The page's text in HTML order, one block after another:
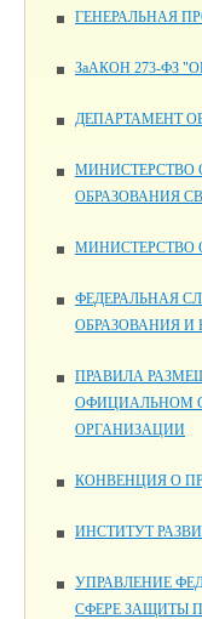
ГЕНЕРАЛЬНАЯ
ЗаАКОН 273-ФЗ
ДЕПАРТАМЕНТ
МИНИСТЕРСТВО
ОБРАЗОВАНИЯ
МИНИСТЕРСТВО
ФЕДЕРАЛЬНАЯ
ОБРАЗОВАНИЯ И
ПРАВИЛА
ОФИЦИАЛЬНОМ
ОРГАНИЗАЦИИ
КОНВЕНЦИЯ О
ИНСТИТУТ
УПРАВЛЕНИЕ
СФЕРЕ ЗАЩИТЫ